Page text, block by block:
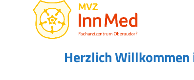
Open
mobile
menu
Close
mobile
menu
Herzlich Willkommen